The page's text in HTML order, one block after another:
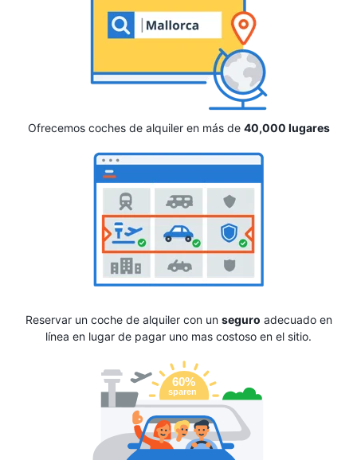
Ofrecemos coches de alquiler en más de 40,000 lugares
Reservar un coche de alquiler con un seguro adecuado en
línea en lugar de pagar uno mas costoso en el sitio.